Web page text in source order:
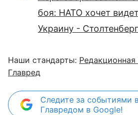
боя: НАТО хочет
Украину - Столтенберг
Наши стандарты: Редакционная
Главред
Следите за событиями
Главредом в Google!